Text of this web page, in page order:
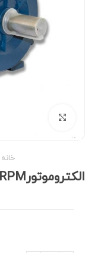
خانه
الکتروموتور0.75KW 3000RPM سه فاز موتوژن